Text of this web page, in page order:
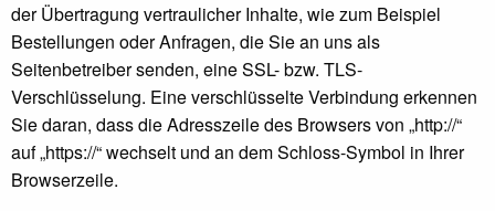
der Übertragung vertraulicher Inhalte, wie zum Beispiel
Bestellungen oder Anfragen, die Sie an uns als
Seitenbetreiber senden, eine SSL- bzw. TLS-
Verschlüsselung. Eine verschlüsselte Verbindung erkennen
Sie daran, dass die Adresszeile des Browsers von „http://“
auf „https://“ wechselt und an dem Schloss-Symbol in Ihrer
Browserzeile.